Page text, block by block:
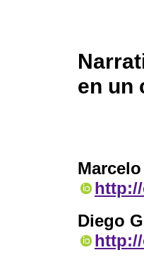
en un
http://
Diego
http://